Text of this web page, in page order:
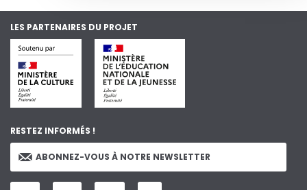
LES PARTENAIRES DU PROJET
RESTEZ INFORMÉS !
ABONNEZ-VOUS À NOTRE NEWSLETTER